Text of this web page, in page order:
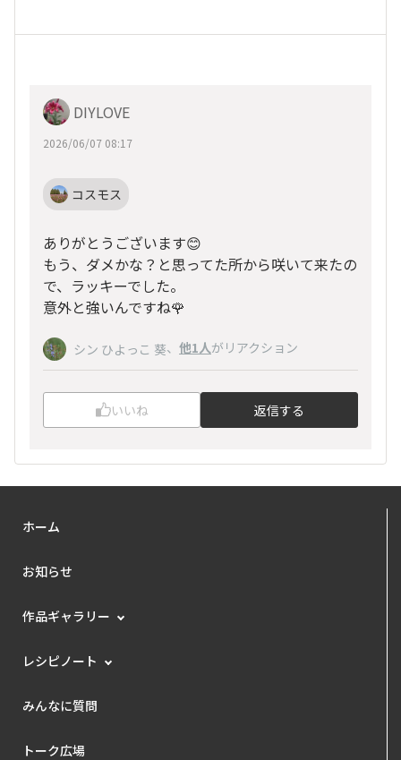
DIYLOVE
2026/06/07 08:17
コスモス
ありがとうございます😊
もう、ダメかな？と思ってた所から咲いて来たの
で、ラッキーでした。
意外と強いんですね🌹
シン ひよっこ 葵、 他1人がリアクション
いいね 返信する
ホーム
お知らせ
作品ギャラリー
レシピノート
みんなに質問
トーク広場